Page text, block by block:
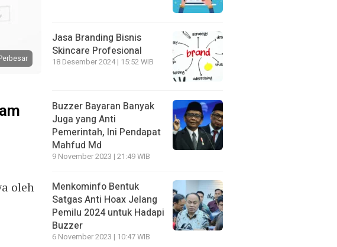
oleh
Jasa Branding Bisnis
Skincare Profesional
18 Desember 2024 | 15:52 WIB
Buzzer Bayaran Banyak
Juga yang Anti
Pemerintah, Ini Pendapat
Mahfud Md
9 November 2023 | 21:49 WIB
Menkominfo Bentuk
Satgas Anti Hoax Jelang
Pemilu 2024 untuk Hadapi
Buzzer
6 November 2023 | 10:47 WIB